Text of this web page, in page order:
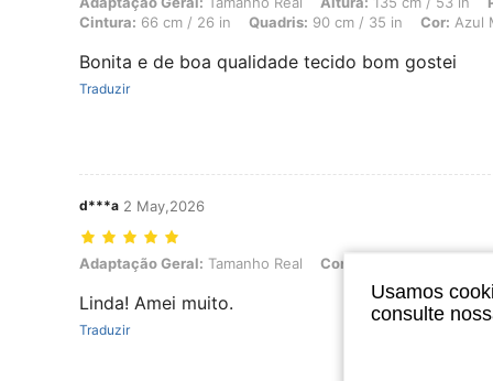
Cintura: 66 cm / 26 in Quadris: 90 cm / 35 in Cor: Azul
Bonita e de boa qualidade tecido bom gostei
Traduzir
d***a 2 May,2026
Adaptação Geral: Tamanho Real, Cor: Azul Marinho, Tamanho: S
Adaptação Geral: Tamanho Real Cor:
Linda! Amei muito.
Traduzir
Usamos
consulte